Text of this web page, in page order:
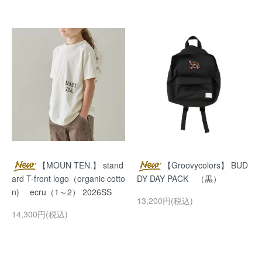
【MOUN TEN.】 stand
ard T-front logo（organic cotto
n) ecru（1～2） 2026SS
14,300円(税込)
【Groovycolors】 BUD
DY DAY PACK （黒）
13,200円(税込)